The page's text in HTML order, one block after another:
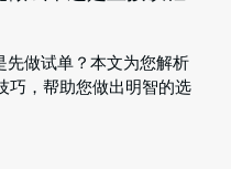
先做试单？本文为您解析
巧，帮助您做出明智的选